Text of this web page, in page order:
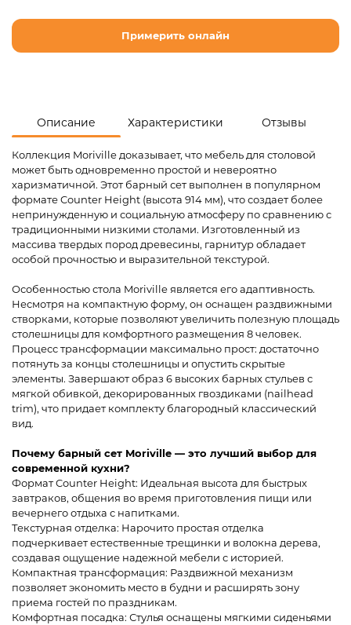
Примерить онлайн
Описание Характеристики Отзывы
Коллекция Moriville доказывает, что мебель для столовой
может быть одновременно простой и невероятно
харизматичной. Этот барный сет выполнен в популярном
формате Counter Height (высота 914 мм), что создает более
непринужденную и социальную атмосферу по сравнению с
традиционными низкими столами. Изготовленный из
массива твердых пород древесины, гарнитур обладает
особой прочностью и выразительной текстурой.
Особенностью стола Moriville является его адаптивность.
Несмотря на компактную форму, он оснащен раздвижными
створками, которые позволяют увеличить полезную площадь
столешницы для комфортного размещения 8 человек.
Процесс трансформации максимально прост: достаточно
потянуть за концы столешницы и опустить скрытые
элементы. Завершают образ 6 высоких барных стульев с
мягкой обивкой, декорированных гвоздиками (nailhead
trim), что придает комплекту благородный классический
вид.
Почему барный сет Moriville — это лучший выбор для
современной кухни?
Формат Counter Height: Идеальная высота для быстрых
завтраков, общения во время приготовления пищи или
вечернего отдыха с напитками.
Текстурная отделка: Нарочито простая отделка
подчеркивает естественные трещинки и волокна дерева,
создавая ощущение надежной мебели с историей.
Компактная трансформация: Раздвижной механизм
позволяет экономить место в будни и расширять зону
приема гостей по праздникам.
Комфортная посадка: Стулья оснащены мягкими сиденьями